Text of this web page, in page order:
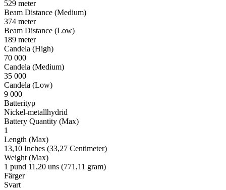
529 meter
Beam Distance (Medium)
374 meter
Beam Distance (Low)
189 meter
Candela (High)
70 000
Candela (Medium)
35 000
Candela (Low)
9 000
Batterityp
Nickel-metallhydrid
Battery Quantity (Max)
1
Length (Max)
13,10 Inches (33,27 Centimeter)
Weight (Max)
1 pund 11,20 uns (771,11 gram)
Färger
Svart